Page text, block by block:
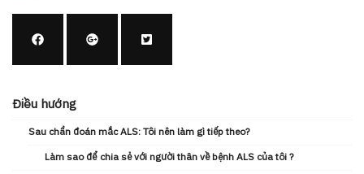
Điều hướng
Sau chẩn đoán mắc ALS: Tôi nên làm gì tiếp theo?
Làm sao để chia sẻ với người thân về bệnh ALS của tôi ?